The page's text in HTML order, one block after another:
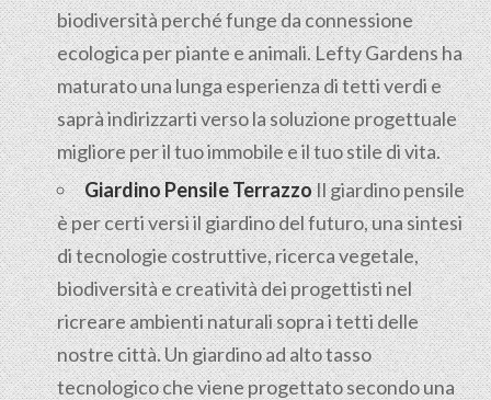
biodiversità perché funge da connessione
ecologica per piante e animali. Lefty Gardens ha
maturato una lunga esperienza di tetti verdi e
saprà indirizzarti verso la soluzione progettuale
migliore per il tuo immobile e il tuo stile di vita.
Giardino Pensile TerrazzoIl giardino pensile
è per certi versi il giardino del futuro, una sintesi
di tecnologie costruttive, ricerca vegetale,
biodiversità e creatività dei progettisti nel
ricreare ambienti naturali sopra i tetti delle
nostre città. Un giardino ad alto tasso
tecnologico che viene progettato secondo una